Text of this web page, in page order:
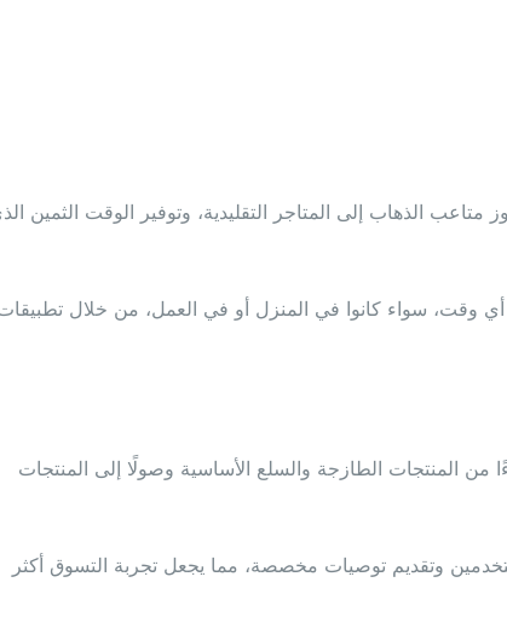
الذهاب إلى المتاجر التقليدية، وتوفير الوقت الثمين
وقت، سواء كانوا في المنزل أو في العمل، من خلال
المنتجات الطازجة والسلع الأساسية وصولًا إلى المنتجات
وتقديم توصيات مخصصة، مما يجعل تجربة التسوق أكثر